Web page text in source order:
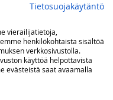
Tietosuojakäytäntö
vierailijatietoja,
henkilökohtaista sisältöä
verkkosivustolla.
käyttöä helpottavista
evästeistä saat avaamalla